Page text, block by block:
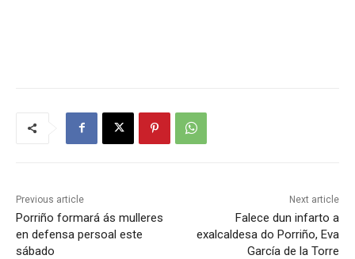
Previous article
Porriño formará ás mulleres
en defensa persoal este
sábado
Next article
Falece dun infarto a
exalcaldesa do Porriño, Eva
García de la Torre